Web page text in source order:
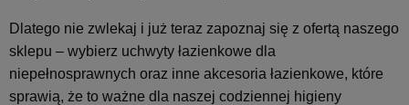
Dlatego nie zwlekaj i już teraz zapoznaj się z ofertą naszego
sklepu – wybierz uchwyty łazienkowe dla
niepełnosprawnych oraz inne akcesoria łazienkowe, które
sprawią, że to ważne dla naszej codziennej higieny